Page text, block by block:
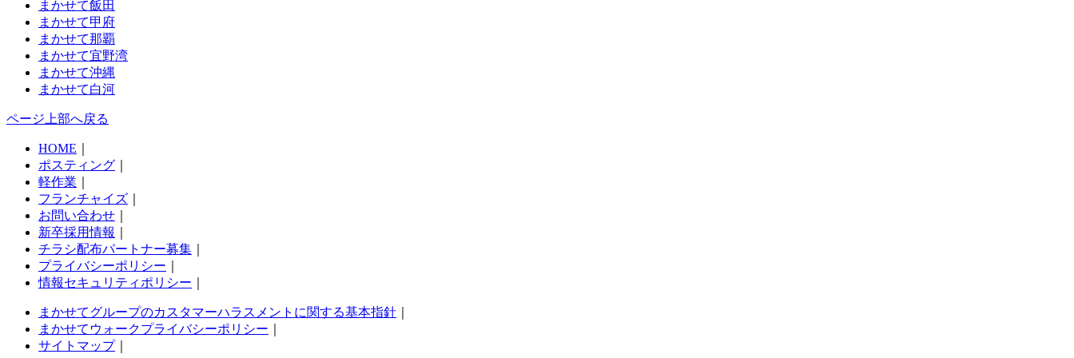
まかせて飯田
まかせて甲府
まかせて那覇
まかせて宜野湾
まかせて沖縄
まかせて白河
ページ上部へ戻る
HOME
ポスティング
軽作業
フランチャイズ
お問い合わせ
新卒採用情報
チラシ配布パートナー募集
プライバシーポリシー
情報セキュリティポリシー
まかせてグループのカスタマーハラスメントに関する基本指針
まかせてウォークプライバシーポリシー
サイトマップ｜